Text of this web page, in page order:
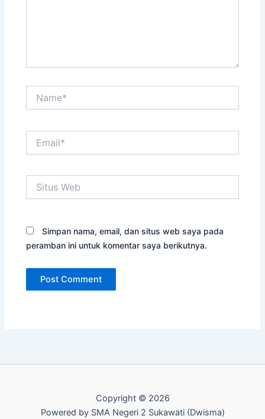
Web
Simpan nama, email, dan situs web saya pada
peramban ini untuk komentar saya berikutnya.
Copyright © 2026
Powered by SMA Negeri 2 Sukawati (Dwisma)